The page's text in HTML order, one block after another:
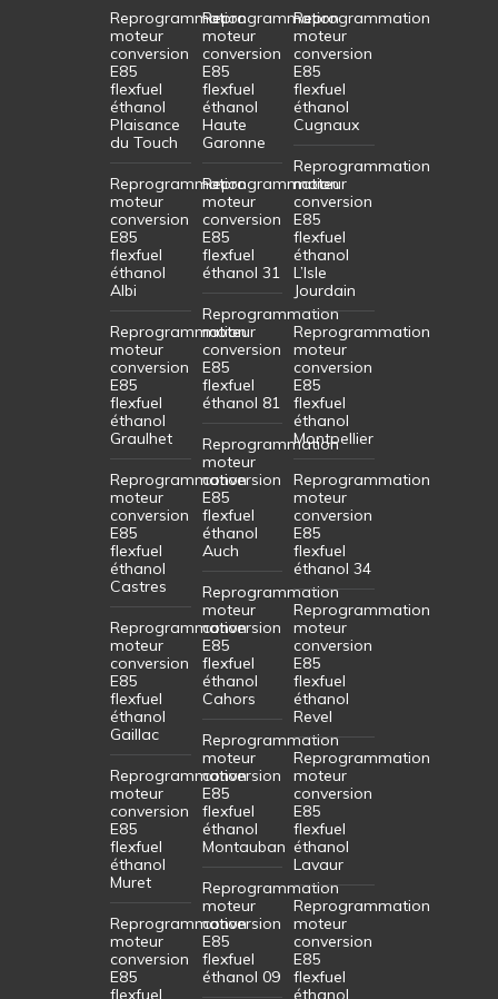
Reprogrammation
moteur
conversion
E85
flexfuel
éthanol
Plaisance
du Touch
Reprogrammation
moteur
conversion
E85
flexfuel
éthanol
Albi
Reprogrammation
moteur
conversion
E85
flexfuel
éthanol
Graulhet
Reprogrammation
moteur
conversion
E85
flexfuel
éthanol
Castres
Reprogrammation
moteur
conversion
E85
flexfuel
éthanol
Gaillac
Reprogrammation
moteur
conversion
E85
flexfuel
éthanol
Muret
Reprogrammation
moteur
conversion
E85
flexfuel
Reprogrammation
moteur
conversion
E85
flexfuel
éthanol
Haute
Garonne
Reprogrammation
moteur
conversion
E85
flexfuel
éthanol 31
Reprogrammation
moteur
conversion
E85
flexfuel
éthanol 81
Reprogrammation
moteur
conversion
E85
flexfuel
éthanol
Auch
Reprogrammation
moteur
conversion
E85
flexfuel
éthanol
Cahors
Reprogrammation
moteur
conversion
E85
flexfuel
éthanol
Montauban
Reprogrammation
moteur
conversion
E85
flexfuel
éthanol 09
Reprogrammation
moteur
conversion
E85
flexfuel
éthanol
Cugnaux
Reprogrammation
moteur
conversion
E85
flexfuel
éthanol
L’Isle
Jourdain
Reprogrammation
moteur
conversion
E85
flexfuel
éthanol
Montpellier
Reprogrammation
moteur
conversion
E85
flexfuel
éthanol 34
Reprogrammation
moteur
conversion
E85
flexfuel
éthanol
Revel
Reprogrammation
moteur
conversion
E85
flexfuel
éthanol
Lavaur
Reprogrammation
moteur
conversion
E85
flexfuel
éthanol